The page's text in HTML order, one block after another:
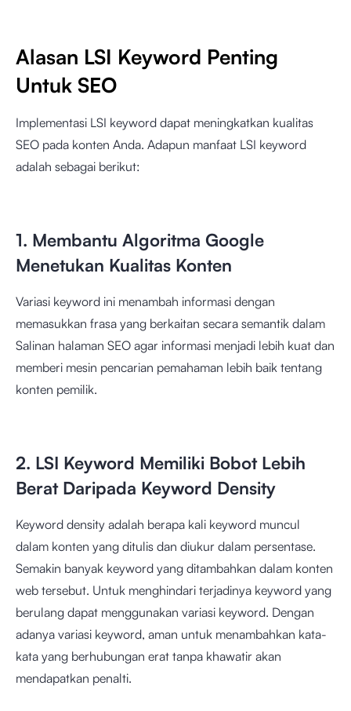
Alasan LSI Keyword Penting
Untuk SEO
Implementasi LSI keyword dapat meningkatkan kualitas
SEO pada konten Anda. Adapun manfaat LSI keyword
adalah sebagai berikut:
1. Membantu Algoritma Google
Menetukan Kualitas Konten
Variasi keyword ini menambah informasi dengan
memasukkan frasa yang berkaitan secara semantik dalam
Salinan halaman SEO agar informasi menjadi lebih kuat dan
memberi mesin pencarian pemahaman lebih baik tentang
konten pemilik.
2. LSI Keyword Memiliki Bobot Lebih
Berat Daripada Keyword Density
Keyword density adalah berapa kali keyword muncul
dalam konten yang ditulis dan diukur dalam persentase.
Semakin banyak keyword yang ditambahkan dalam konten
web tersebut. Untuk menghindari terjadinya keyword yang
berulang dapat menggunakan variasi keyword. Dengan
adanya variasi keyword, aman untuk menambahkan kata-
kata yang berhubungan erat tanpa khawatir akan
mendapatkan penalti.